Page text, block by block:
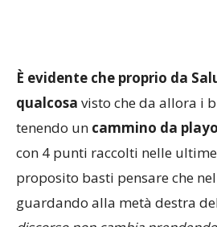
qualcosavisto che da allora i
tenendo uncammino da
con 4 punti raccolti nelle
proposito basti pensare che
guardando alla metà destra
discorso non cambia prendendo